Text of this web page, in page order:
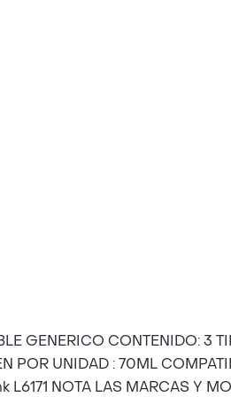
GENERICO CONTENIDO: 3
POR UNIDAD : 70ML
NOTA LAS MARCAS Y